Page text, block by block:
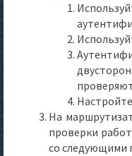
На
проверки
со следующими